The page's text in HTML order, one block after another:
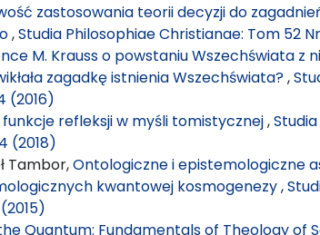
zastosowania teorii decyzji do
,Studia Philosophiae Christianae: Tom 52
M. Krauss o powstaniu Wszechświata z
zagadkę istnienia Wszechświata?,
(2016)
funkcje refleksji w myśli tomistycznej,
(2018)
Tambor,Ontologiczne i epistemologiczne
kwantowej kosmogenezy,
Quantum: Fundamentals of Theology of